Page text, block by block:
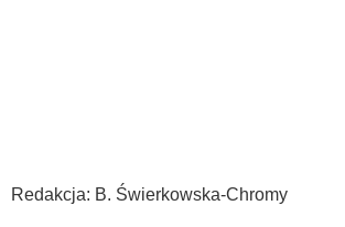
Redakcja: B. Świerkowska-Chromy